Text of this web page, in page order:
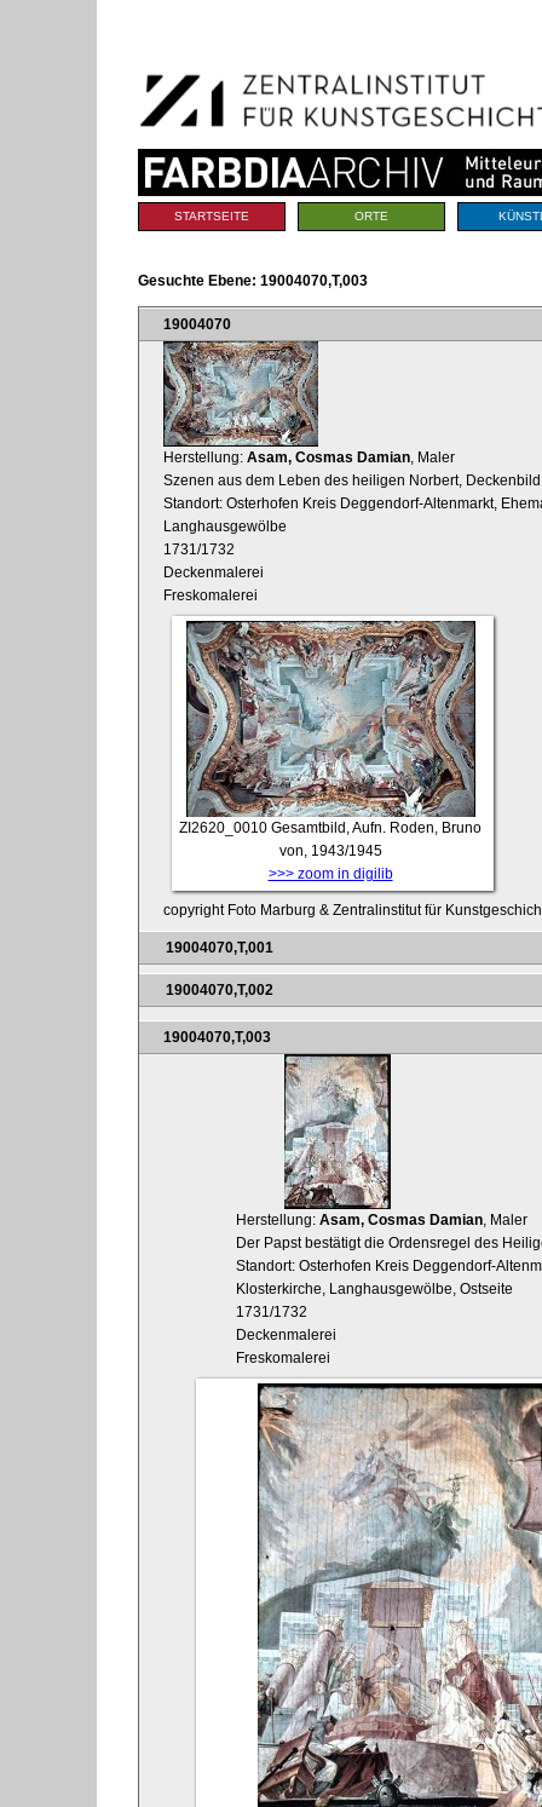
Navigation
Sektionen
STARTSEITE ORTE
Gesuchte Ebene: 19004070,T,003
19004070
Herstellung: Asam, Cosmas Damian , Maler
Szenen aus dem Leben des heiligen Norbert, Deckenbild
Standort: Osterhofen Kreis Deggendorf-Altenmarkt,
Langhausgewölbe
1731/1732
Deckenmalerei
Freskomalerei
ZI2620_0010 Gesamtbild, Aufn. Roden, Bruno
von, 1943/1945
>>> zoom in digilib
copyright Foto Marburg & Zentralinstitut für
19004070,T,001
19004070,T,002
19004070,T,003
Herstellung: Asam, Cosmas Damian, Maler
Der Papst bestätigt die Ordensregel des
Standort: Osterhofen Kreis Deggendorf-
Klosterkirche, Langhausgewölbe, Ostseite
1731/1732
Deckenmalerei
Freskomalerei